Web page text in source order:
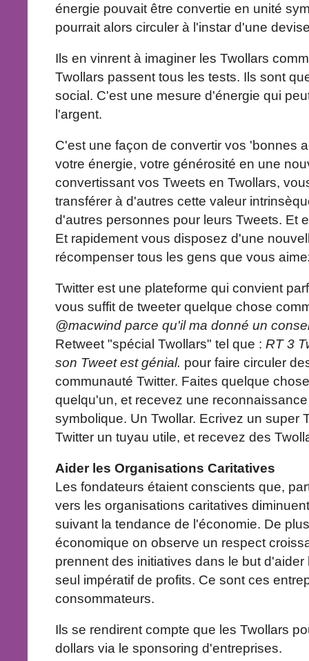
énergie pouvait être convertie en unité
pourrait alors circuler à l'instar d'une
Ils en vinrent à imaginer les Twollars
Twollars passent tous les tests. Ils sont
social. C'est une mesure d'énergie qui
l'argent.
C'est une façon de convertir vos 'bonnes
votre énergie, votre générosité en une
convertissant vos Tweets en Twollars,
transférer à d'autres cette valeur
d'autres personnes pour leurs Tweets. Et
Et rapidement vous disposez d'une
récompenser tous les gens que vous
Twitter est une plateforme qui convient
vous suffit de tweeter quelque chose
@macwind parce qu'il ma donné un
Retweet "spécial Twollars" tel que : RT 3
son Tweet est génial. pour faire circuler
communauté Twitter. Faites quelque
quelqu'un, et recevez une
symbolique. Un Twollar. Ecrivez un super
Twitter un tuyau utile, et recevez des
Aider les Organisations Caritatives
Les fondateurs étaient conscients que,
vers les organisations caritatives
suivant la tendance de l'économie. De
économique on observe un respect
prennent des initiatives dans le but
seul impératif de profits. Ce sont ces
consommateurs.
Ils se rendirent compte que les Twollars
dollars via le sponsoring d'entreprises.